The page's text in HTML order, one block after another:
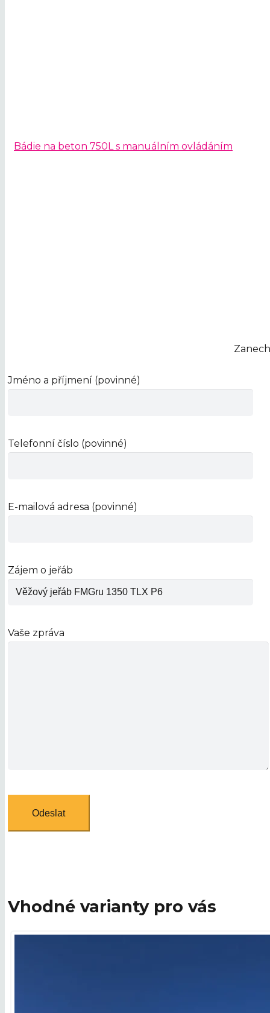
Bádie na beton 750L s manuálním ovládáním
Jméno a příjmení (povinné)
Telefonní číslo (povinné)
E-mailová adresa (povinné)
Zájem o jeřáb
Vaše zpráva
Vhodné varianty pro vás